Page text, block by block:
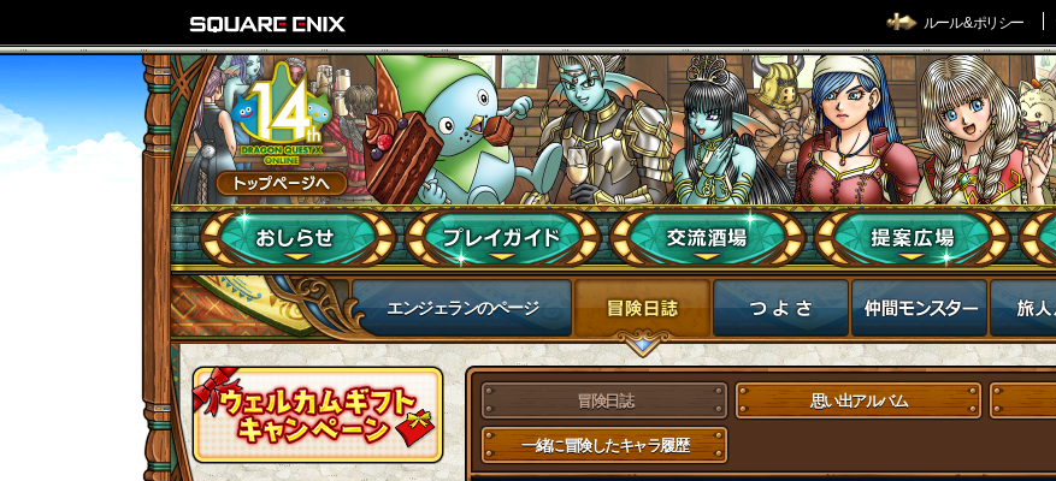
ルール & ポリシー
エンジェランのページ
冒険日誌 思い出アルバム
一緒に冒険したキャラ履歴